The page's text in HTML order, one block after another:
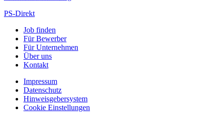
PS-Direkt
Job finden
Für Bewerber
Für Unternehmen
Über uns
Kontakt
Impressum
Datenschutz
Hinweisgebersystem
Cookie Einstellungen